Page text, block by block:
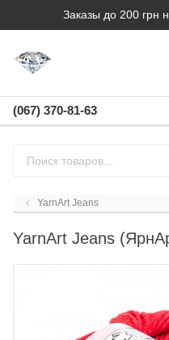
Заказы до 200 грн
(067) 370-81-63
YarnArt Jeans
YarnArt Jeans